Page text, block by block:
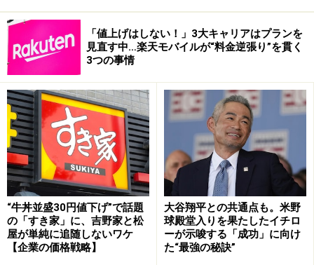
す。
業界情報によれば、大谷選手の広告出演年間契約料は9
億円といわれており、日本人タレントとしては最高額で
あるとされています。年間9億円以上もの宣伝広告費を1
キャラクターに拠出する企業が20社以上もある、という
現実をどう見るか。キャラクター広告に大金を投じる企
業のメリット、デメリットを考えてみましょう。
タレントを広告起用する企業の狙い
大谷選手ほどの契約金額ではなくとも、タレントを自社
のイメージキャラクターとして契約して、CMをはじめ、
「値上げはしない！」3大キャリアはプランを
見直す中…楽天モバイルが“料金逆張り”を貫く
3つの事情
“牛丼並盛30円値下げ”で話題
の「すき家」に、吉野家と松
屋が単純に追随しないワケ
【企業の価格戦略】
大谷翔平との共通点も。米野
球殿堂入りを果たしたイチロ
ーが示唆する「成功」に向け
た“最強の秘訣”